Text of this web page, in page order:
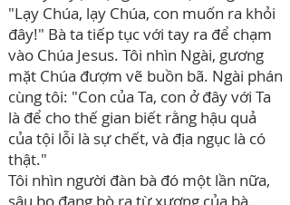
"Lạy Chúa, lạy Chúa, con muốn ra khỏi
đây!" Bà ta tiếp tục với tay ra để chạm
vào Chúa Jesus. Tôi nhìn Ngài, gương
mặt Chúa đượm vẽ buồn bã. Ngài phán
cùng tôi: "Con của Ta, con ở đây với Ta
là để cho thế gian biết rằng hậu quả
của tội lỗi là sự chết, và địa ngục là có
thật."
Tôi nhìn người đàn bà đó một lần nữa,